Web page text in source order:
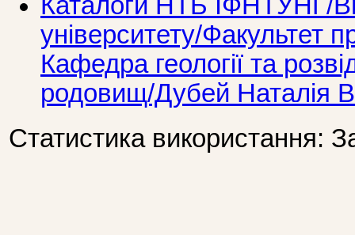
Каталоги НТБ ІФНТУНГ/
університету/Факультет
Кафедра геології та
родовищ/Дубей Наталія
Статистика використання: